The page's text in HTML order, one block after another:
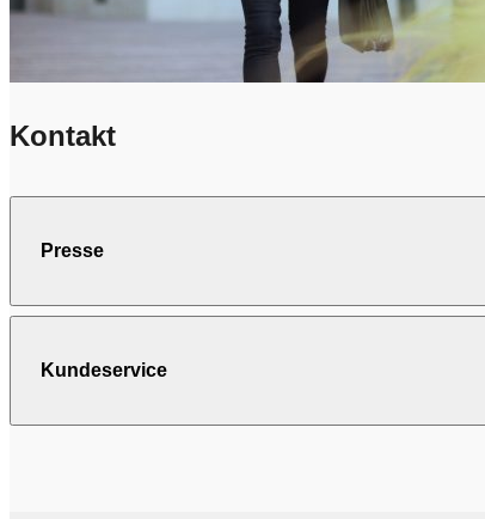
Kontakt
Presse
Kundeservice